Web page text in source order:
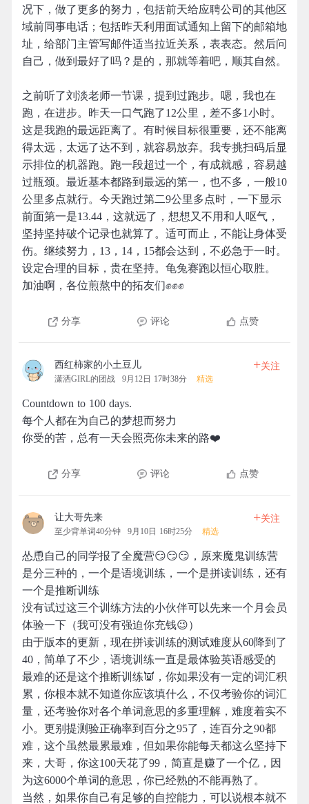
况下，做了更多的努力，包括前天给应聘公司的其他区
域前同事电话；包括昨天利用面试通知上留下的邮箱地
址，给部门主管写邮件适当拉近关系，表表态。然后问
自己，做到最好了吗？是的，那就等着吧，顺其自然。
之前听了刘淡老师一节课，提到过跑步。嗯，我也在
跑，在进步。昨天一口气跑了12公里，差不多1小时。
这是我跑的最远距离了。有时候目标很重要，还不能离
得太远，太远了达不到，就容易放弃。我专挑扫码后显
示排位的机器跑。跑一段超过一个，有成就感，容易越
过瓶颈。最近基本都路到最远的第一，也不多，一般10
公里多点就行。今天跑过第二9公里多点时，一下显示
前面第一是13.44，这就远了，想想又不用和人呕气，
坚持坚持破个记录也就算了。适可而止，不能让身体受
伤。继续努力，13，14，15都会达到，不必急于一时。
设定合理的目标，贵在坚持。龟兔赛跑以恒心取胜。
加油啊，各位煎熬中的拓友们✊✊✊
分享 评论 点赞
西红柿家的小土豆儿
潇洒GIRL的团战 9月12日 17时38分 精选
+关注
Countdown to 100 days.
每个人都在为自己的梦想而努力
你受的苦，总有一天会照亮你未来的路❤️
分享 评论 点赞
让大哥先来
至少背单词40分钟 9月10日 16时25分 精选
+关注
怂恿自己的同学报了全魔营😏😏😏，原来魔鬼训练营
是分三种的，一个是语境训练，一个是拼读训练，还有
一个是推断训练
没有试过这三个训练方法的小伙伴可以先来一个月会员
体验一下（我可没有强迫你充钱😉）
由于版本的更新，现在拼读训练的测试难度从60降到了
40，简单了不少，语境训练一直是最体验英语感受的
最难的还是这个推断训练👿，你如果没有一定的词汇积
累，你根本就不知道你应该填什么，不仅考验你的词汇
量，还考验你对各个单词意思的多重理解，难度着实不
小。更别提测验正确率到百分之95了，连百分之90都
难，这个虽然最累最难，但如果你能每天都这么坚持下
来，大哥，你这100天花了99，简直是赚了一个亿，因
为这6000个单词的意思，你已经熟的不能再熟了。
当然，如果你自己有足够的自控能力，可以说根本就不